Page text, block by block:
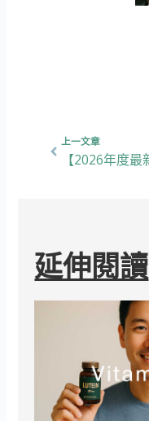
上一文章
延伸閱讀